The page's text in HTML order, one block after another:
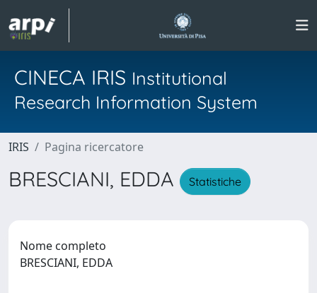
CINECA IRIS Institutional
Research Information System
IRIS Pagina ricercatore
BRESCIANI, EDDA Statistiche
Nome completo
BRESCIANI, EDDA